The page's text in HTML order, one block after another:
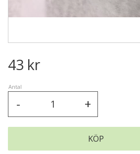
43 kr
Antal
+
-
KÖP